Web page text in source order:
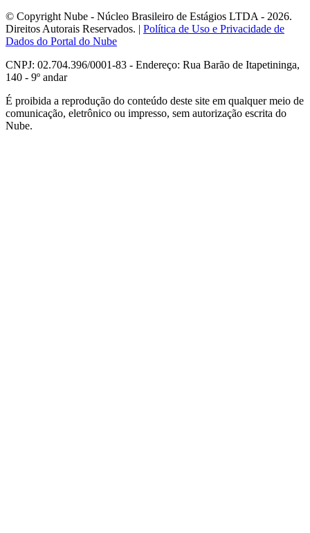
© Copyright Nube - Núcleo Brasileiro de Estágios LTDA - 2026.
Direitos Autorais Reservados. | Política de Uso e Privacidade de
Dados do Portal do Nube
CNPJ: 02.704.396/0001-83 - Endereço: Rua Barão de Itapetininga,
140 - 9º andar
É proibida a reprodução do conteúdo deste site em qualquer meio de
comunicação, eletrônico ou impresso, sem autorização escrita do
Nube.